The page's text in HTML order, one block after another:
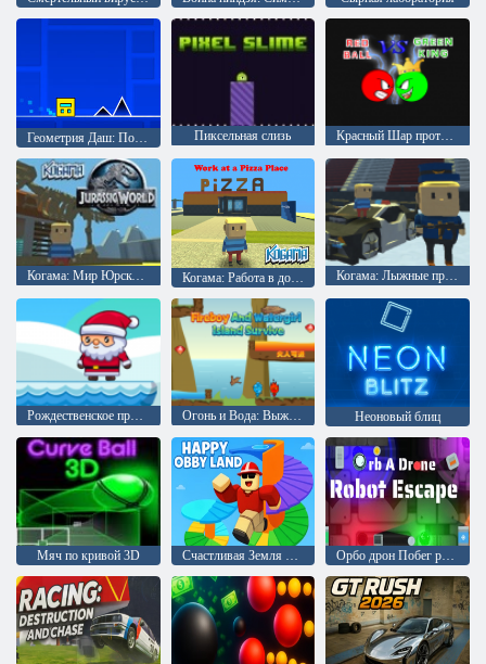
Пиксельная слизь Красный Шар против Зеленого Короля
Когама: Мир Юрского периода Когама: Работа в доставке пиццы Когама: Лыжные прыжки !!
Рождественское приключение Огонь и Вода: Выживание на острове Неоновый блиц
Мяч по кривой 3D Счастливая Земля Обби Орбо дрон Побег робота